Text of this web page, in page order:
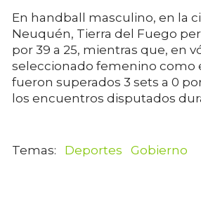
En handball masculino, en la
Neuquén, Tierra del Fuego
por 39 a 25, mientras que, en
seleccionado femenino como
fueron superados 3 sets a 0
los encuentros disputados
Deportes Gobierno